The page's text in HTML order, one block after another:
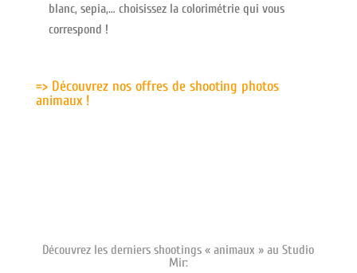
blanc, sepia,… choisissez la colorimétrie qui vous
correspond !
=> Découvrez nos offres de shooting photos
animaux !
Découvrez les derniers shootings « animaux » au Studio
Mir: